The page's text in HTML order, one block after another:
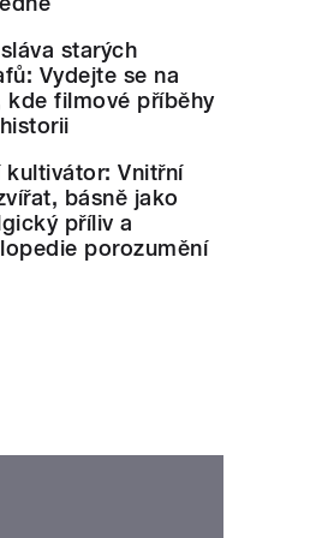
starých
Vydejte se na
kde filmové příběhy
kultivátor: Vnitřní
básně jako
příliv a
porozumění